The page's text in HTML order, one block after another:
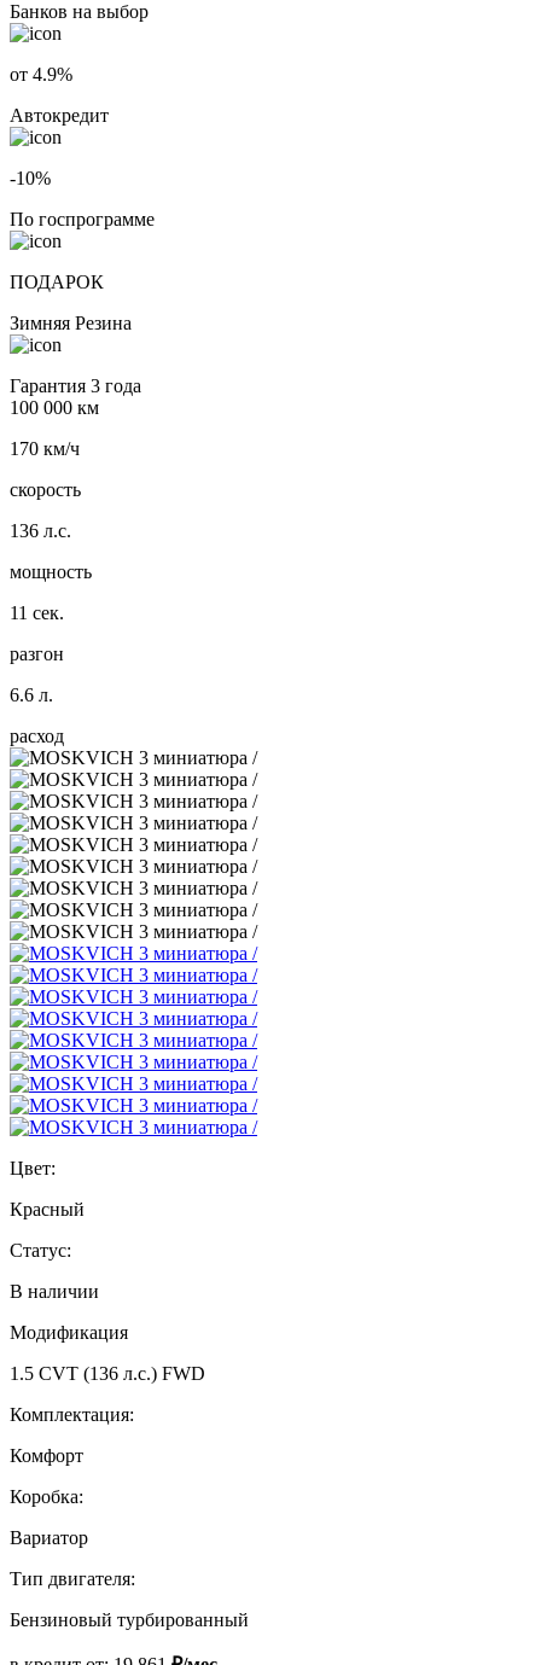
Банков на выбор
от 4.9%
Автокредит
-10%
По госпрограмме
ПОДАРОК
Зимняя Резина
Гарантия 3 года
100 000 км
170 км/ч
скорость
136 л.с.
мощность
11 сек.
разгон
6.6 л.
расход
Цвет:
Красный
Статус:
В наличии
Модификация
1.5 CVT (136 л.с.) FWD
Комплектация:
Комфорт
Коробка:
Вариатор
Тип двигателя:
Бензиновый турбированный